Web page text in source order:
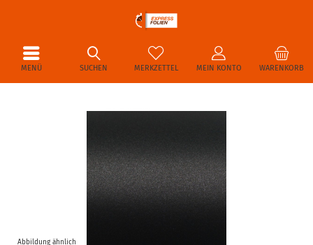
MENÜ WARENKORB
MERKZETTEL MEIN KONTO
SUCHEN
Abbildung ähnlich